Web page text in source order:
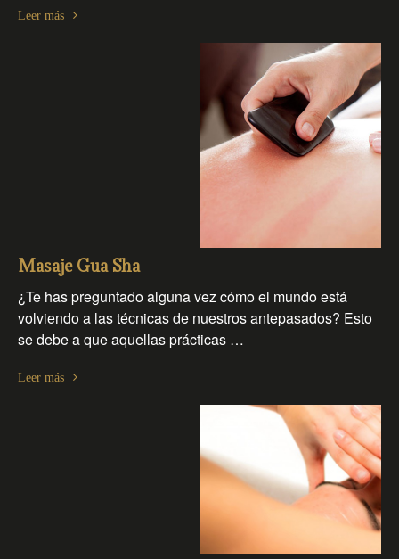
Leer más
Masaje Gua Sha
¿Te has preguntado alguna vez cómo el mundo está
volviendo a las técnicas de nuestros antepasados? Esto
se debe a que aquellas prácticas …
Leer más